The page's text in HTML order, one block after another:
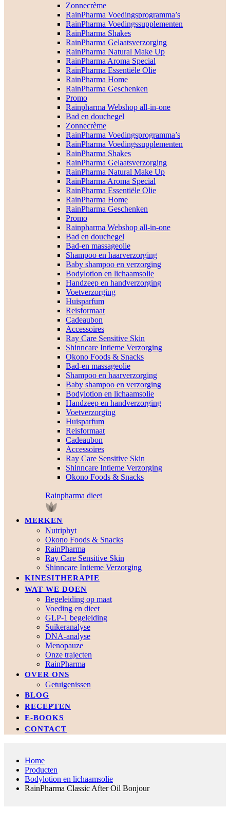
Zonnecrème
RainPharma Voedingsprogramma’s
RainPharma Voedingssupplementen
RainPharma Shakes
RainPharma Gelaatsverzorging
RainPharma Natural Make Up
RainPharma Aroma Special
RainPharma Essentiële Olie
RainPharma Home
RainPharma Geschenken
Promo
Rainpharma Webshop all-in-one
Bad en douchegel
Zonnecrème
RainPharma Voedingsprogramma’s
RainPharma Voedingssupplementen
RainPharma Shakes
RainPharma Gelaatsverzorging
RainPharma Natural Make Up
RainPharma Aroma Special
RainPharma Essentiële Olie
RainPharma Home
RainPharma Geschenken
Promo
Rainpharma Webshop all-in-one
Bad en douchegel
Bad-en massageolie
Shampoo en haarverzorging
Baby shampoo en verzorging
Bodylotion en lichaamsolie
Handzeep en handverzorging
Voetverzorging
Huisparfum
Reisformaat
Cadeaubon
Accessoires
Ray Care Sensitive Skin
Shinncare Intieme Verzorging
Okono Foods & Snacks
Bad-en massageolie
Shampoo en haarverzorging
Baby shampoo en verzorging
Bodylotion en lichaamsolie
Handzeep en handverzorging
Voetverzorging
Huisparfum
Reisformaat
Cadeaubon
Accessoires
Ray Care Sensitive Skin
Shinncare Intieme Verzorging
Okono Foods & Snacks
Rainpharma dieet
MERKEN
Nutriphyt
Okono Foods & Snacks
RainPharma
Ray Care Sensitive Skin
Shinncare Intieme Verzorging
KINESITHERAPIE
WAT WE DOEN
Begeleiding op maat
Voeding en dieet
GLP-1 begeleiding
Suikeranalyse
DNA-analyse
Menopauze
Onze trajecten
RainPharma
OVER ONS
Getuigenissen
BLOG
RECEPTEN
E-BOOKS
CONTACT
Home
Producten
Bodylotion en lichaamsolie
RainPharma Classic After Oil Bonjour